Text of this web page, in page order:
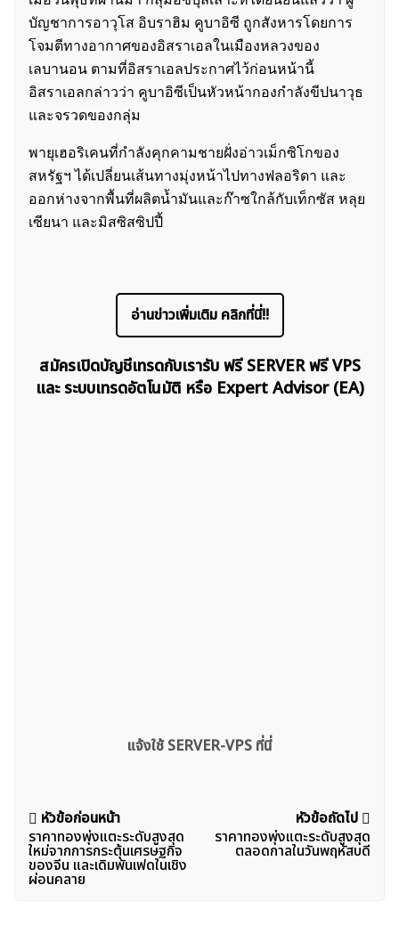
ค้นหา
บัญชาการอาวุโส อิบราฮิม คูบาอิซี ถูกสังหารโดยการ
โจมตีทางอากาศของอิสราเอลในเมืองหลวงของ
เลบานอน ตามที่อิสราเอลประกาศไว้ก่อนหน้านี้
อิสราเอลกล่าวว่า คูบาอิซีเป็นหัวหน้ากองกำลังขีปนาวุธ
และจรวดของกลุ่ม
พายุเฮอริเคนที่กำลังคุกคามชายฝั่งอ่าวเม็กซิโกของ
สหรัฐฯ ได้เปลี่ยนเส้นทางมุ่งหน้าไปทางฟลอริดา และ
ออกห่างจากพื้นที่ผลิตน้ำมันและก๊าซใกล้กับเท็กซัส หลุย
เซียนา และมิสซิสซิปปี้
อ่านข่าวเพิ่มเติม คลิกที่นี่!!
สมัครเปิดบัญชีเทรดกับเรารับ ฟรี SERVER ฟรี VPS
และ ระบบเทรดอัตโนมัติ หรือ Expert Advisor (EA)
แจ้งใช้ SERVER-VPS ที่นี่
แนะแนว
เรื่อง
หัวข้อก่อนหน้า
ราคาทองพุ่งแตะระดับสูงสุด
ใหม่จากการกระตุ้นเศรษฐกิจ
ของจีน และเดิมพันเฟดในเชิง
ผ่อนคลาย
หัวข้อถัดไป
ราคาทองพุ่งแตะระดับสูงสุด
ตลอดกาลในวันพฤหัสบดี